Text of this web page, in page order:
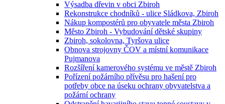
Výsadba dřevin v obci Zbiroh
Rekonstrukce chodníků - ulice Sládkova, Zbiroh
Nákup kompostérů pro obyvatele města Zbiroh
Město Zbiroh - Vybudování dětské skupiny
Zbiroh, sokolovna, Tyršova ulice
Obnova strojovny ČOV a místní komunikace
Pujmanova
Rozšíření kamerového systému ve městě Zbiroh
Pořízení požárního přívěsu pro hašení pro
potřeby obce na úseku ochrany obyvatelstva a
požární ochrany